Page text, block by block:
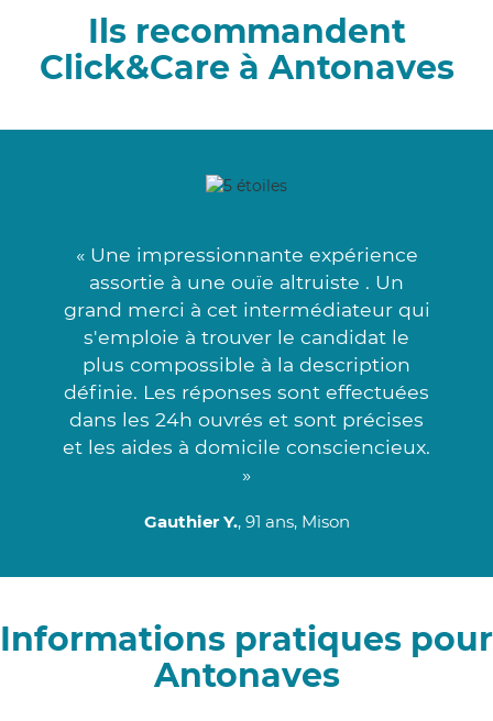
Ils recommandent
Click&Care à Antonaves
« Une impressionnante expérience
assortie à une ouïe altruiste . Un
grand merci à cet intermédiateur qui
s'emploie à trouver le candidat le
plus compossible à la description
définie. Les réponses sont effectuées
dans les 24h ouvrés et sont précises
et les aides à domicile consciencieux.
»
Gauthier Y., 91 ans, Mison
Informations pratiques pour
Antonaves